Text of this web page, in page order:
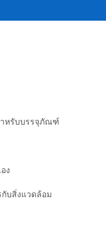
ำหรับบรรจุภัณฑ์
ง
กับสิ่งแวดล้อม